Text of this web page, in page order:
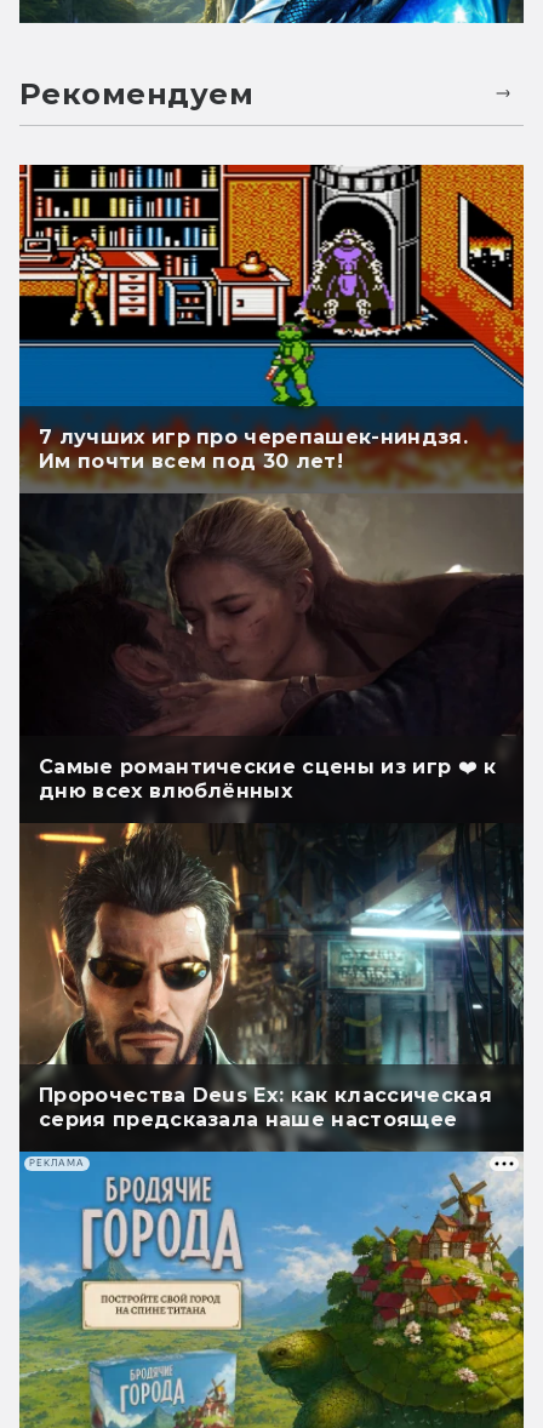
Рекомендуем
7 лучших игр про черепашек-ниндзя.
Им почти всем под 30 лет!
Самые романтические сцены из игр ❤️ к
дню всех влюблённых
Пророчества Deus Ex: как классическая
серия предсказала наше настоящее
РЕКЛАМА